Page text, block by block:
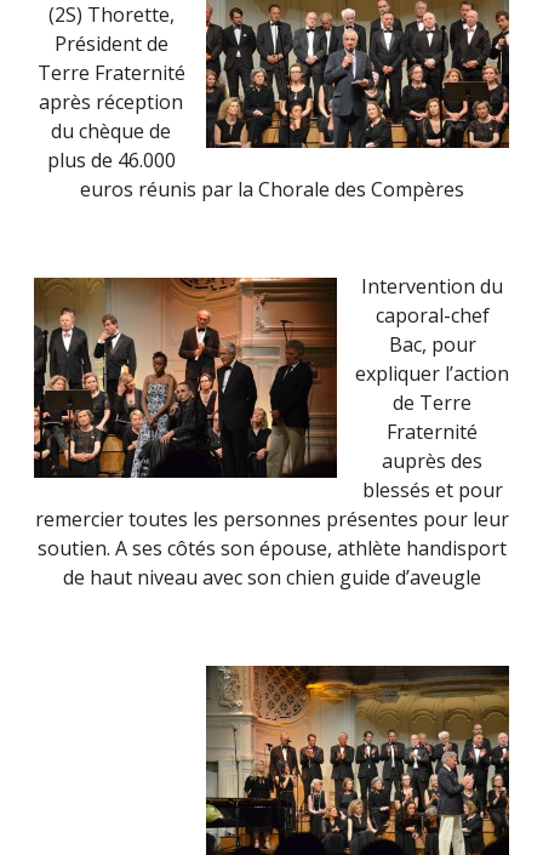
(2S) Thorette,
Président de
Terre Fraternité
après réception
du chèque de
plus de 46.000
euros réunis par la Chorale des Compères
Intervention du
caporal-chef
Bac, pour
expliquer l’action
de Terre
Fraternité
auprès des
blessés et pour
remercier toutes les personnes présentes pour leur
soutien. A ses côtés son épouse, athlète handisport
de haut niveau avec son chien guide d’aveugle